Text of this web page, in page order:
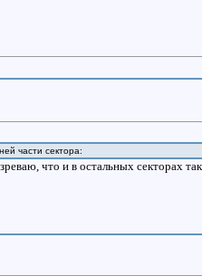
части сектора:
что и в остальных секторах